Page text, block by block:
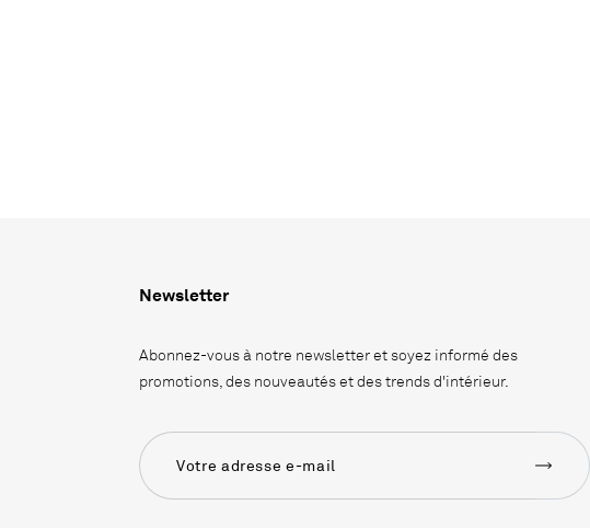
Newsletter
Abonnez-vous à notre newsletter et soyez informé des
promotions, des nouveautés et des trends d'intérieur.